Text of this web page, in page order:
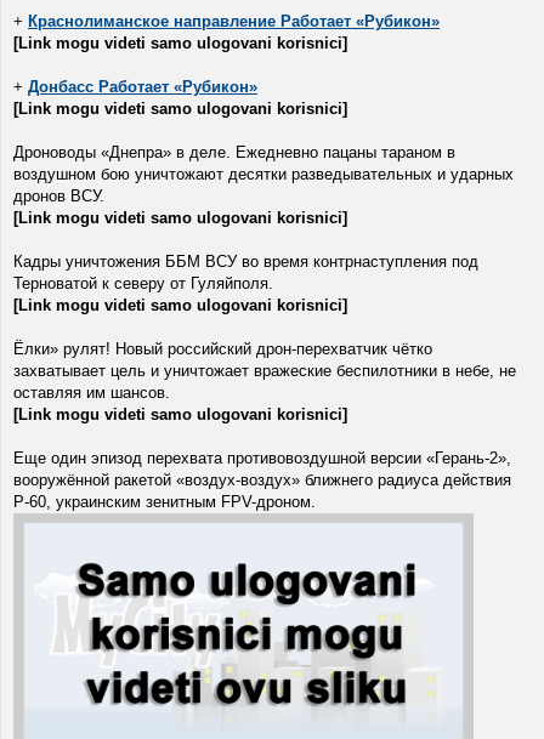
+ Краснолиманское направление Работает «Рубикон»
[Link mogu videti samo ulogovani korisnici]
+ Донбасс Работает «Рубикон»
[Link mogu videti samo ulogovani korisnici]
Дроноводы «Днепра» в деле. Ежедневно пацаны тараном в
воздушном бою уничтожают десятки разведывательных и ударных
дронов ВСУ.
[Link mogu videti samo ulogovani korisnici]
Кадры уничтожения ББМ ВСУ во время контрнаступления под
Терноватой к северу от Гуляйполя.
[Link mogu videti samo ulogovani korisnici]
Ёлки» рулят! Новый российский дрон-перехватчик чётко
захватывает цель и уничтожает вражеские беспилотники в небе, не
оставляя им шансов.
[Link mogu videti samo ulogovani korisnici]
Еще один эпизод перехвата противовоздушной версии «Герань-2»,
вооружённой ракетой «воздух-воздух» ближнего радиуса действия
Р-60, украинским зенитным FPV-дроном.